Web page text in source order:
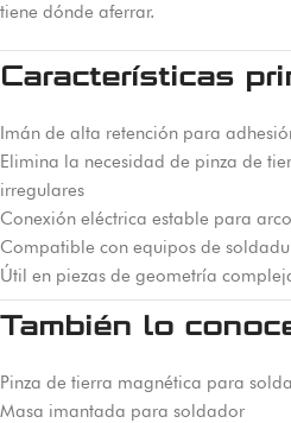
tiene dónde aferrar.
Características
Imán de alta retención para
Elimina la necesidad de pinza de
irregulares
Conexión eléctrica estable para
Compatible con equipos de
Útil en piezas de geometría
También lo
Pinza de tierra magnética para
Masa imantada para soldador